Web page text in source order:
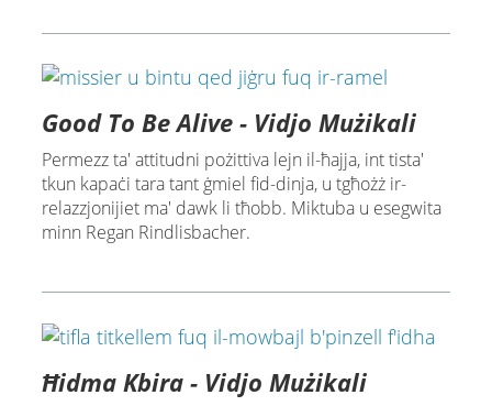
Good To Be Alive - Vidjo Mużikali
Permezz ta' attitudni pożittiva lejn il-ħajja, int tista'
tkun kapaċi tara tant ġmiel fid-dinja, u tgħożż ir-
relazzjonijiet ma' dawk li tħobb. Miktuba u esegwita
minn Regan Rindlisbacher.
Ħidma Kbira - Vidjo Mużikali